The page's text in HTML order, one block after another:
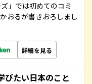
」では初めてのコミ
おるが書きおろしまし
詳細を見る
たい日本のこと